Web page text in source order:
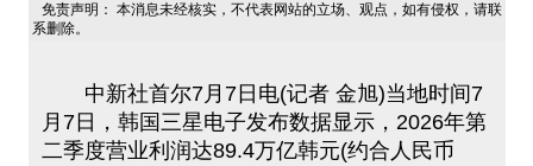
免责声明： 本消息未经核实，不代表网站的立场、观点，如有侵权，请联
系删除。
中新社首尔7月7日电(记者 金旭)当地时间7
月7日，韩国三星电子发布数据显示，2026年第
二季度营业利润达89.4万亿韩元(约合人民币